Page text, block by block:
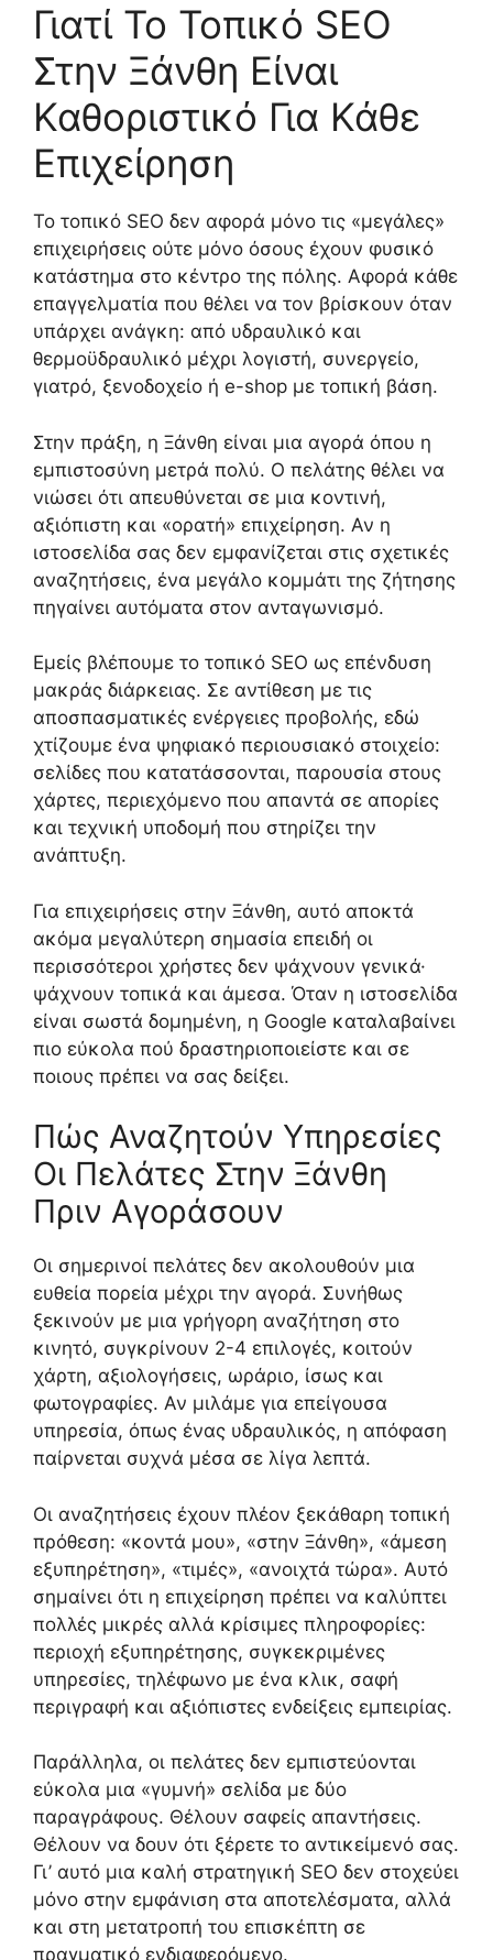
Γιατί Το Τοπικό SEO
Στην Ξάνθη Είναι
Καθοριστικό Για Κάθε
Επιχείρηση
Το τοπικό SEO δεν αφορά μόνο τις «μεγάλες»
επιχειρήσεις ούτε μόνο όσους έχουν φυσικό
κατάστημα στο κέντρο της πόλης. Αφορά κάθε
επαγγελματία που θέλει να τον βρίσκουν όταν
υπάρχει ανάγκη: από υδραυλικό και
θερμοϋδραυλικό μέχρι λογιστή, συνεργείο,
γιατρό, ξενοδοχείο ή e-shop με τοπική βάση.
Στην πράξη, η Ξάνθη είναι μια αγορά όπου η
εμπιστοσύνη μετρά πολύ. Ο πελάτης θέλει να
νιώσει ότι απευθύνεται σε μια κοντινή,
αξιόπιστη και «ορατή» επιχείρηση. Αν η
ιστοσελίδα σας δεν εμφανίζεται στις σχετικές
αναζητήσεις, ένα μεγάλο κομμάτι της ζήτησης
πηγαίνει αυτόματα στον ανταγωνισμό.
Εμείς βλέπουμε το τοπικό SEO ως επένδυση
μακράς διάρκειας. Σε αντίθεση με τις
αποσπασματικές ενέργειες προβολής, εδώ
χτίζουμε ένα ψηφιακό περιουσιακό στοιχείο:
σελίδες που κατατάσσονται, παρουσία στους
χάρτες, περιεχόμενο που απαντά σε απορίες
και τεχνική υποδομή που στηρίζει την
ανάπτυξη.
Για επιχειρήσεις στην Ξάνθη, αυτό αποκτά
ακόμα μεγαλύτερη σημασία επειδή οι
περισσότεροι χρήστες δεν ψάχνουν γενικά·
ψάχνουν τοπικά και άμεσα. Όταν η ιστοσελίδα
είναι σωστά δομημένη, η Google καταλαβαίνει
πιο εύκολα πού δραστηριοποιείστε και σε
ποιους πρέπει να σας δείξει.
Πώς Αναζητούν Υπηρεσίες
Οι Πελάτες Στην Ξάνθη
Πριν Αγοράσουν
Οι σημερινοί πελάτες δεν ακολουθούν μια
ευθεία πορεία μέχρι την αγορά. Συνήθως
ξεκινούν με μια γρήγορη αναζήτηση στο
κινητό, συγκρίνουν 2-4 επιλογές, κοιτούν
χάρτη, αξιολογήσεις, ωράριο, ίσως και
φωτογραφίες. Αν μιλάμε για επείγουσα
υπηρεσία, όπως ένας υδραυλικός, η απόφαση
παίρνεται συχνά μέσα σε λίγα λεπτά.
Οι αναζητήσεις έχουν πλέον ξεκάθαρη τοπική
πρόθεση: «κοντά μου», «στην Ξάνθη», «άμεση
εξυπηρέτηση», «τιμές», «ανοιχτά τώρα». Αυτό
σημαίνει ότι η επιχείρηση πρέπει να καλύπτει
πολλές μικρές αλλά κρίσιμες πληροφορίες:
περιοχή εξυπηρέτησης, συγκεκριμένες
υπηρεσίες, τηλέφωνο με ένα κλικ, σαφή
περιγραφή και αξιόπιστες ενδείξεις εμπειρίας.
Παράλληλα, οι πελάτες δεν εμπιστεύονται
εύκολα μια «γυμνή» σελίδα με δύο
παραγράφους. Θέλουν σαφείς απαντήσεις.
Θέλουν να δουν ότι ξέρετε το αντικείμενό σας.
Γι’ αυτό μια καλή στρατηγική SEO δεν στοχεύει
μόνο στην εμφάνιση στα αποτελέσματα, αλλά
και στη μετατροπή του επισκέπτη σε
πραγματικό ενδιαφερόμενο.